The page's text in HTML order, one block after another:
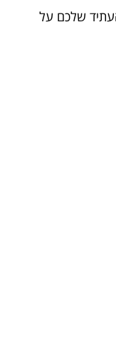
שלכם על